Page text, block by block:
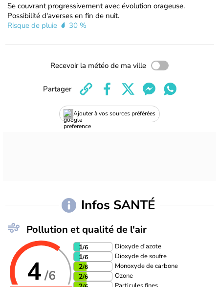
Se couvrant progressivement avec évolution orageuse.
Possibilité d'averses en fin de nuit.
Risque de pluie
30 %
Recevoir la météo de ma ville
Ajouter à vos sources préférées
Partager
Infos SANTÉ
Pollution et qualité de l'air
4/6
1/6 Dioxyde d'azote
1/6 Dioxyde de soufre
2/6 Monoxyde de carbone
2/6 Ozone